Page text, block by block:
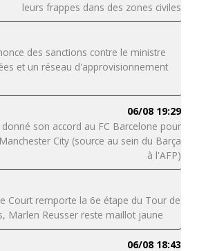
leurs frappes dans des zones civiles
des sanctions contre le ministre
et un réseau d'approvisionnement
06/08 19:29
son accord au FC Barcelone pour
City (source au sein du Barça
à l'AFP)
Court remporte la 6e étape du Tour de
Marlen Reusser reste maillot jaune
06/08 18:43